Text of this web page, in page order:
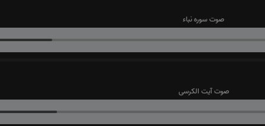
صوت سوره نباء
صوت آیت الکرسی